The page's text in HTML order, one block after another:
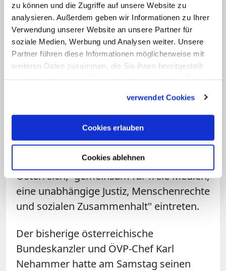
zu können und die Zugriffe auf unsere Website zu
analysieren. Außerdem geben wir Informationen zu Ihrer
Verwendung unserer Website an unsere Partner für
soziale Medien, Werbung und Analysen weiter. Unsere
Partner führen diese Informationen möglicherweise mit
weiteren Daten zusammen, die Sie ihnen bereitgestellt
verwendet Cookies
Cookies erlauben
Cookies ablehnen
Menschenkette zur Verteidigung der
Demokratie
Unterdessen rief das Österreichische
Netzwerk Zivilgesellschaft für
in Form einer Menschenkette auf. Unter
dem Motto "Alarm für die Republik!
Demokratie verteidigen!" wollen die
Initiatoren, darunter die Diakonie
Österreich und die Katholischen Aktion
Österreich, "gemeinsam für freie Medien,
eine unabhängige Justiz, Menschenrechte
und sozialen Zusammenhalt" eintreten.
Der bisherige österreichische
Bundeskanzler und ÖVP-Chef Karl
Nehammer hatte am Samstag seinen